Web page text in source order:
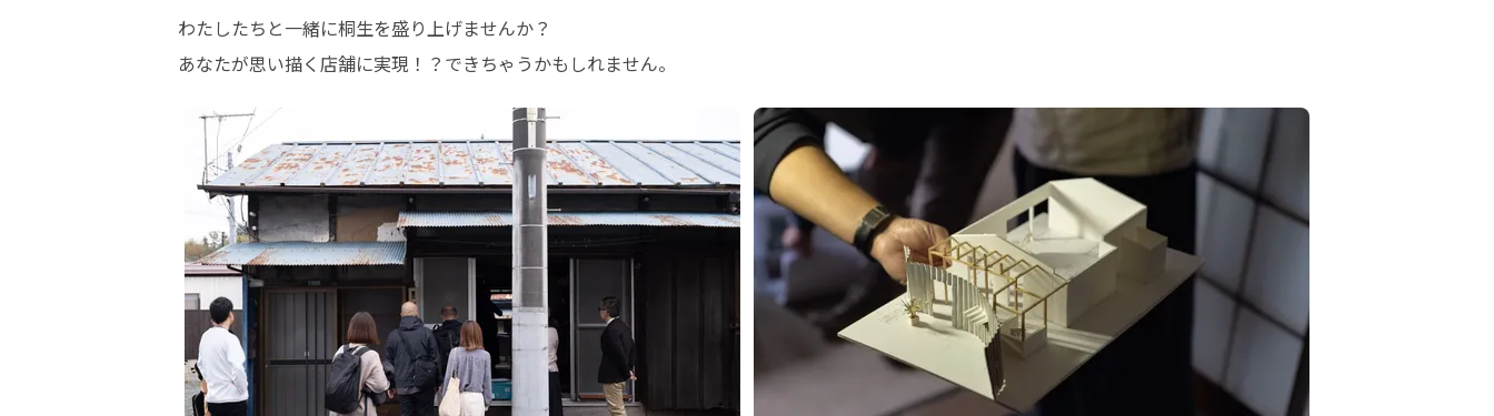
わたしたちと一緒に桐生を盛り上げませんか？
あなたが思い描く店舗に実現！？できちゃうかもしれません。